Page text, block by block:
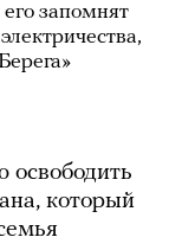
запомнят
который